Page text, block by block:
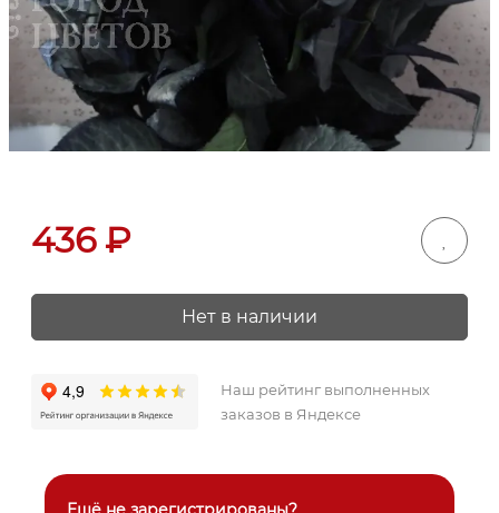
436₽
Нет в наличии
Наш рейтинг выполненных
заказов в Яндексе